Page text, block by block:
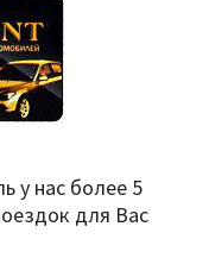
у нас более 5
для Вас